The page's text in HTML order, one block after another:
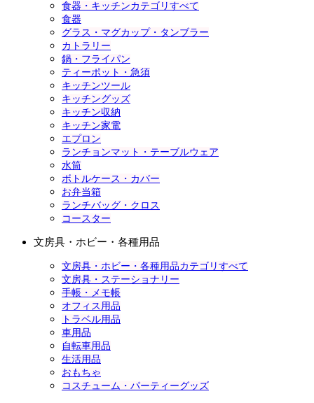
食器・キッチンカテゴリすべて
食器
グラス・マグカップ・タンブラー
カトラリー
鍋・フライパン
ティーポット・急須
キッチンツール
キッチングッズ
キッチン収納
キッチン家電
エプロン
ランチョンマット・テーブルウェア
水筒
ボトルケース・カバー
お弁当箱
ランチバッグ・クロス
コースター
文房具・ホビー・各種用品
文房具・ホビー・各種用品カテゴリすべて
文房具・ステーショナリー
手帳・メモ帳
オフィス用品
トラベル用品
車用品
自転車用品
生活用品
おもちゃ
コスチューム・パーティーグッズ